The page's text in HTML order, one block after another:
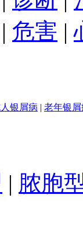
| 危害 |
银屑病 | 老年银屑
| 脓胞